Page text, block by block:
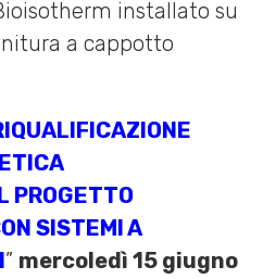
PROGETTO
SISTEMI A
” mercoledì 15 giugno